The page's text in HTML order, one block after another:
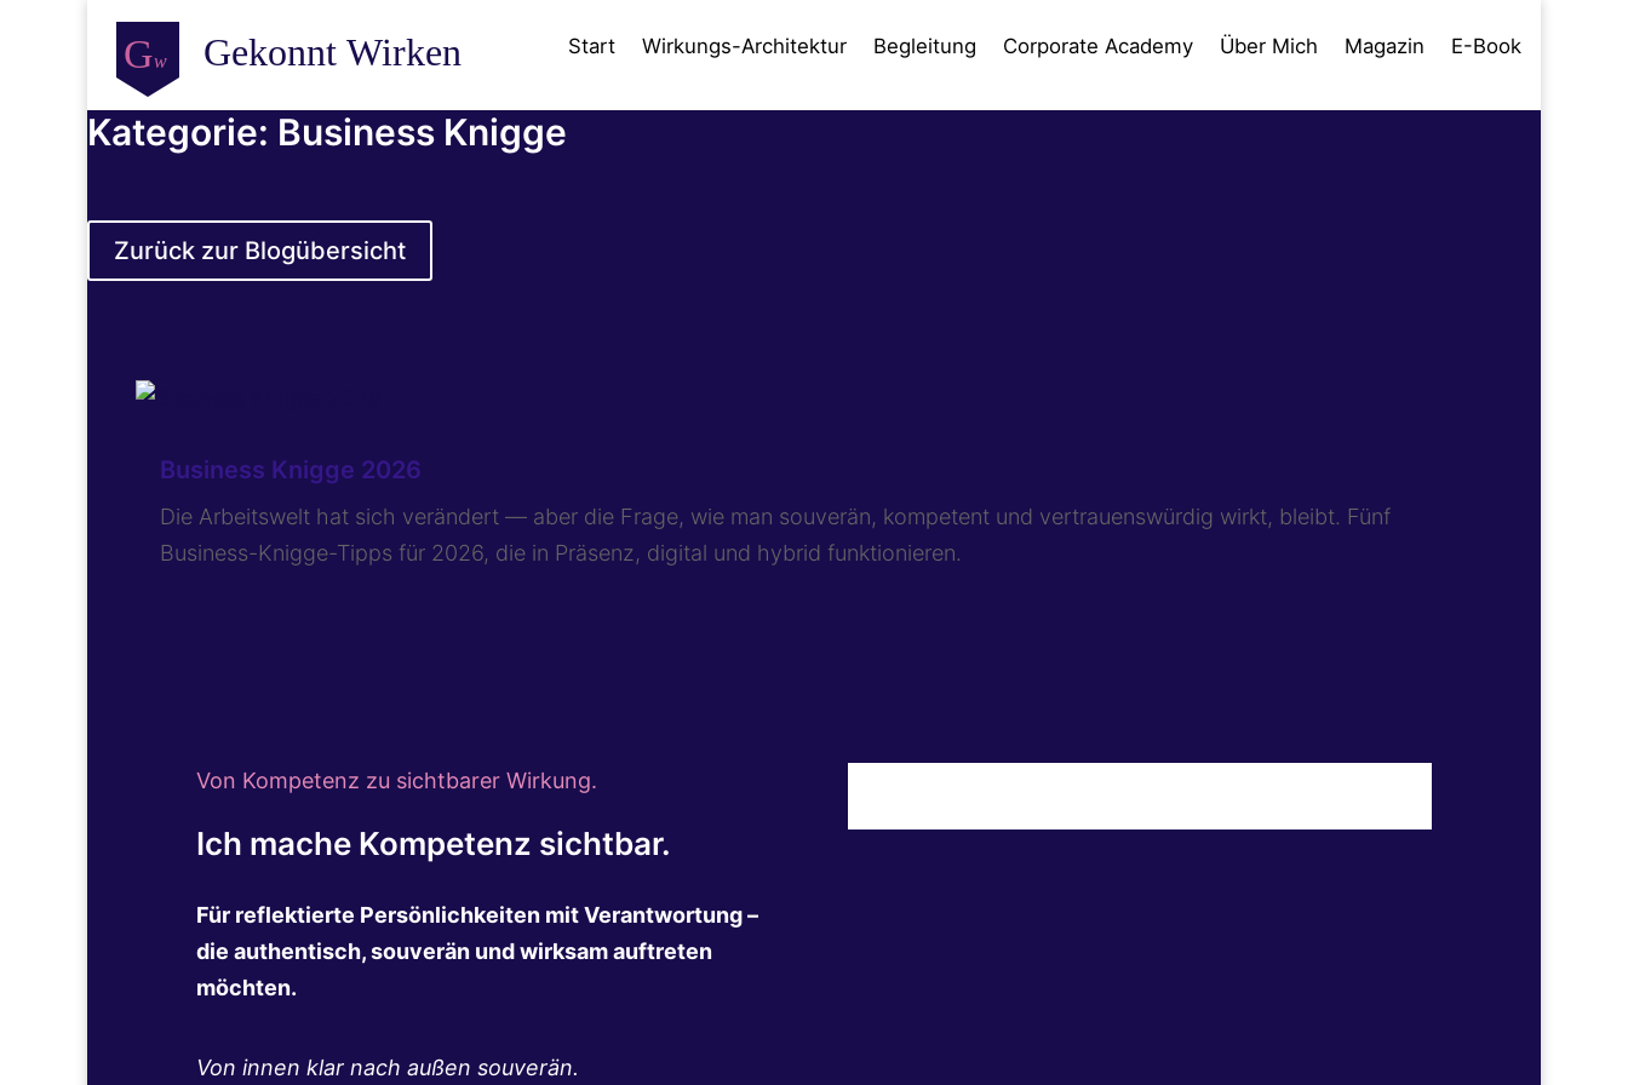
Start Wirkungs-Architektur Begleitung Corporate Academy Über Mich Magazin E-Book
Kategorie: Business Knigge
Zurück zur Blogübersicht
Business Knigge 2026
Die Arbeitswelt hat sich verändert — aber die Frage, wie man souverän, kompetent und vertrauenswürdig wirkt, bleibt. Fünf
Business-Knigge-Tipps für 2026, die in Präsenz, digital und hybrid funktionieren.
Von Kompetenz zu sichtbarer Wirkung.
Ich mache Kompetenz sichtbar.
Für reflektierte Persönlichkeiten mit Verantwortung –
die authentisch, souverän und wirksam auftreten
möchten.
Von innen klar nach außen souverän.